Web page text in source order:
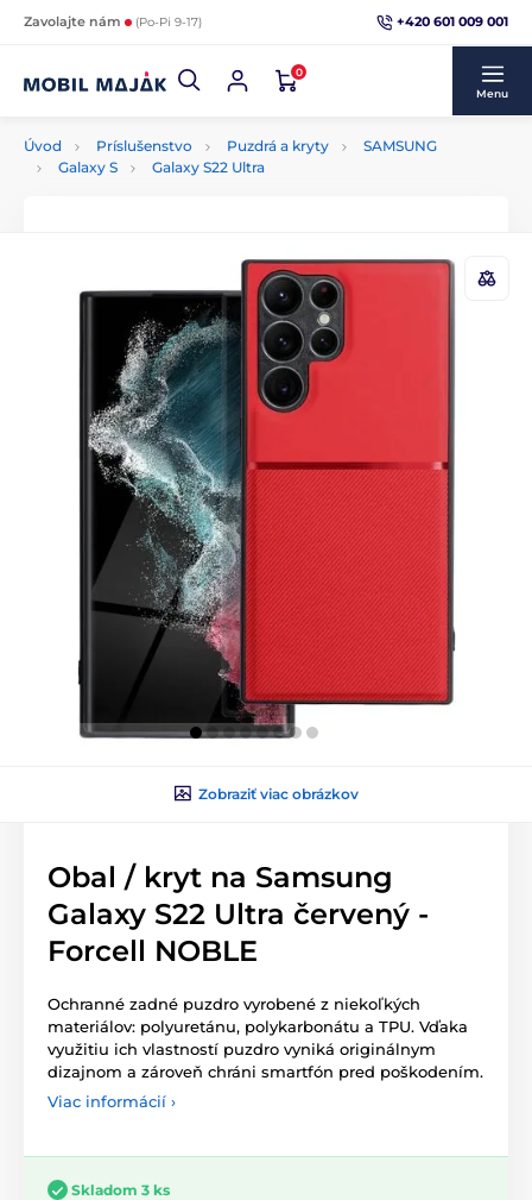
Zavolajte nám (Po-Pi 9-17) +420 601 009 001
0
Menu
Úvod Príslušenstvo Puzdrá a kryty
SAMSUNG
Galaxy S
Galaxy S22 Ultra
Zobraziť viac obrázkov
Obal / kryt na Samsung
Galaxy S22 Ultra červený -
Forcell NOBLE
Ochranné zadné puzdro vyrobené z niekoľkých
materiálov: polyuretánu, polykarbonátu a TPU. Vďaka
využitiu ich vlastností puzdro vyniká originálnym
dizajnom a zároveň chráni smartfón pred poškodením.
Viac informácií ›
Skladom 3 ks